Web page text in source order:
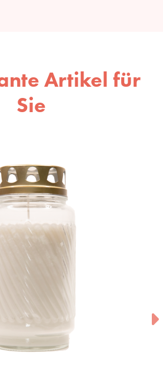
Artikel für
Sie